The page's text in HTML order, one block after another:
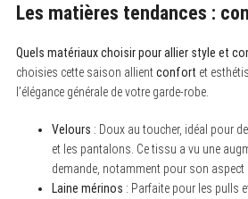
Les matières tendances :
Quels matériaux choisir pour allier style et
choisies cette saison allientconfort et
l’élégance générale de votre garde-robe.
Velours : Doux au toucher, idéal pour
et les pantalons. Ce tissu a vu une
demande, notamment pour son aspect
Laine mérinos : Parfaite pour les pulls